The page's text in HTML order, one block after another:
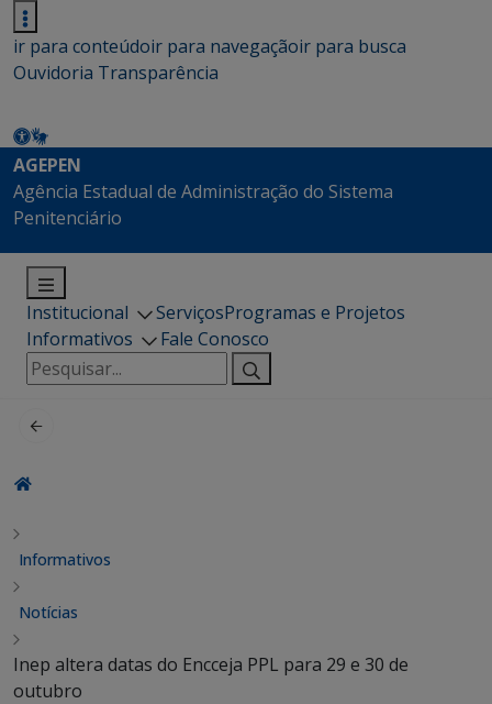
ir para conteúdoir para navegaçãoir para busca
Ouvidoria Transparência
AGEPEN
Agência Estadual de Administração do Sistema
Penitenciário
Institucional ServiçosProgramas e Projetos
Informativos
Fale Conosco
Pesquisar
por:
Informativos
Notícias
Inep altera datas do Encceja PPL para 29 e 30 de
outubro